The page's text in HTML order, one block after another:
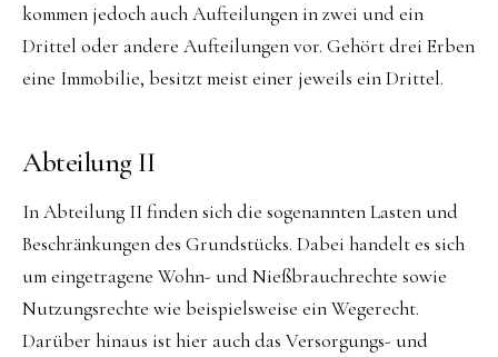
kommen jedoch auch Aufteilungen in zwei und ein
Drittel oder andere Aufteilungen vor. Gehört drei Erben
eine Immobilie, besitzt meist einer jeweils ein Drittel.
Abteilung II
In Abteilung II finden sich die sogenannten Lasten und
Beschränkungen des Grundstücks. Dabei handelt es sich
um eingetragene Wohn- und Nießbrauchrechte sowie
Nutzungsrechte wie beispielsweise ein Wegerecht.
Darüber hinaus ist hier auch das Versorgungs- und